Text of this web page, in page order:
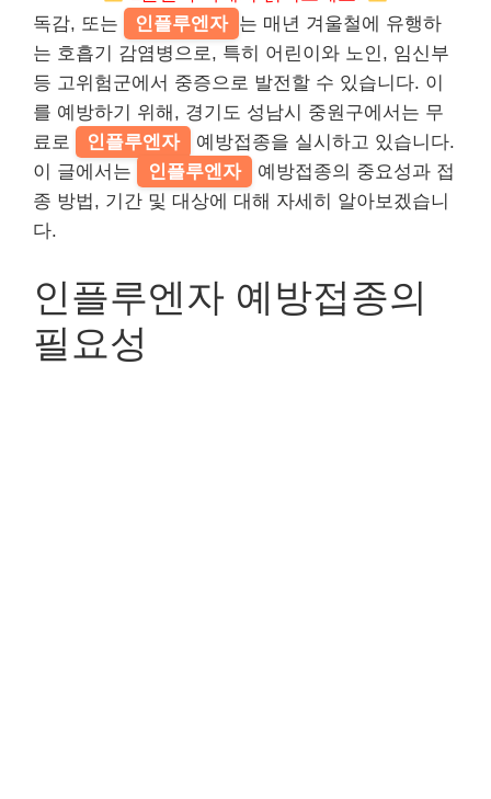
독감, 또는
인플루엔자 는 매년 겨울철에 유행하
는 호흡기 감염병으로, 특히 어린이와 노인, 임신부
등 고위험군에서 중증으로 발전할 수 있습니다. 이
를 예방하기 위해, 경기도 성남시 중원구에서는 무
료로
인플루엔자
예방접종을 실시하고 있습니다.
이 글에서는
인플루엔자
예방접종의 중요성과 접
종 방법, 기간 및 대상에 대해 자세히 알아보겠습니
다.
인플루엔자 예방접종의
필요성